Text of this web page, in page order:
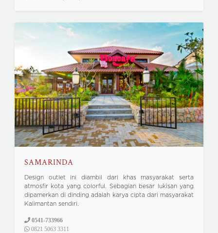
SAMARINDA
Design outlet ini diambil dari khas masyarakat serta
atmosfir kota yang colorful. Sebagian besar lukisan yang
dipamerkan di dinding adalah karya cipta dari masyarakat
Kalimantan sendiri.
0541-733966
0821 5063 3311